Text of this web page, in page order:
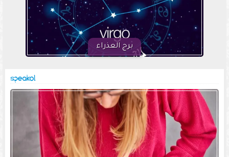
برج العذراء